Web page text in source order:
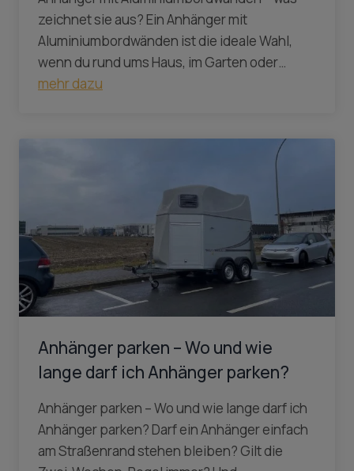
zeichnet sie aus? Ein Anhänger mit
Aluminiumbordwänden ist die ideale Wahl,
wenn du rund ums Haus, im Garten oder…
mehr dazu
Anhänger parken – Wo und wie
lange darf ich Anhänger parken?
Anhänger parken – Wo und wie lange darf ich
Anhänger parken? Darf ein Anhänger einfach
am Straßenrand stehen bleiben? Gilt die